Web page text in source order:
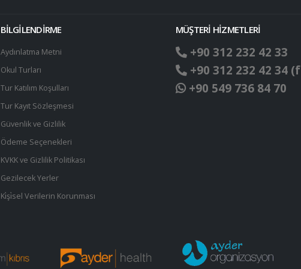
BİLGİLENDİRME
Aydınlatma Metni
Okul Turları
Tur Katılım Koşulları
Tur Kayıt Sözleşmesi
Güvenlik ve Gizlilik
Ödeme Seçenekleri
KVKK ve Gizlilik Politikası
Gezilecek Yerler
Ki̇şi̇sel Verilerin Korunması
MÜŞTERİ HİZMETLERİ
+90 312 232 42 33
+90 312 232 42 34
+90 549 736 84 70